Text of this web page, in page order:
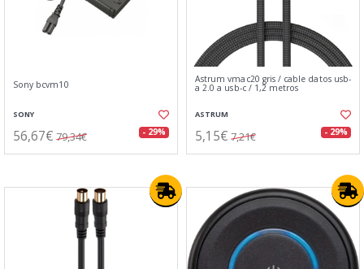
Sony bcvm10
SONY
56,67€ 79,34€ - 29%
Astrum vmac20 gris / cable datos usb-
a 2.0 a usb-c / 1,2 metros
ASTRUM
5,15€ 7,21€ - 29%